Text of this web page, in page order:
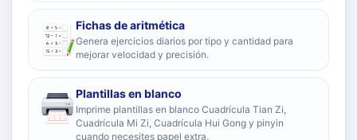
Fichas de aritmética
Genera ejercicios diarios por tipo y cantidad para
mejorar velocidad y precisión.
Plantillas en blanco
Imprime plantillas en blanco Cuadrícula Tian Zi,
Cuadrícula Mi Zi, Cuadrícula Hui Gong y pinyin
cuando necesites papel extra.